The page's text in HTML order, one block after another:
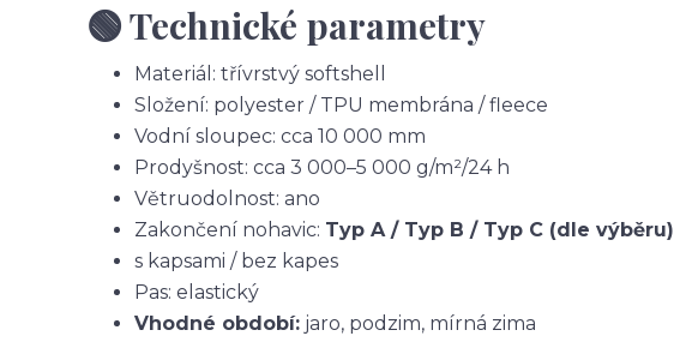
🟢 Technické parametry
Materiál: třívrstvý softshell
Složení: polyester / TPU membrána / fleece
Vodní sloupec: cca 10 000 mm
Prodyšnost: cca 3 000–5 000 g/m²/24 h
Větruodolnost: ano
Zakončení nohavic: Typ A / Typ B / Typ C (dle výběru)
s kapsami / bez kapes
Pas: elastický
Vhodné období: jaro, podzim, mírná zima